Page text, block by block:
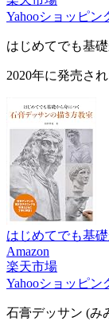
Yahooショッピン
はじめてでも基
2020年に発売さ
はじめてでも基
Amazon
楽天市場
Yahooショッピン
石膏デッサン (み